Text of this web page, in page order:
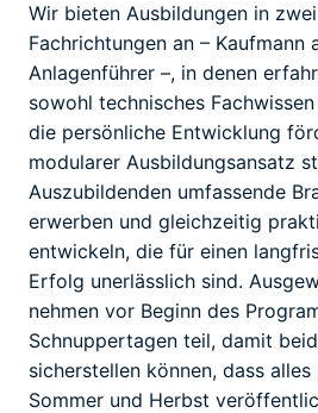
Wir bieten Ausbildungen in
Fachrichtungen an – Kaufmann
Anlagenführer –, in denen
sowohl technisches
die persönliche Entwicklung
modularer Ausbildungsansatz
Auszubildenden umfassende
erwerben und gleichzeitig
entwickeln, die für einen
Erfolg unerlässlich sind.
nehmen vor Beginn des
Schnuppertagen teil, damit
sicherstellen können, dass
Sommer und Herbst